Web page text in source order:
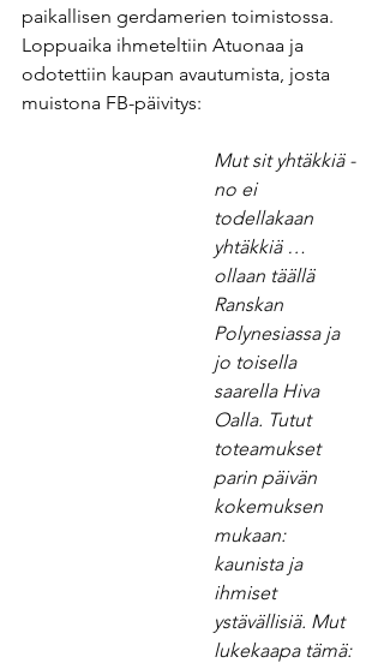
paikallisen gerdamerien toimistossa.
Loppuaika ihmeteltiin Atuonaa ja
odotettiin kaupan avautumista, josta
muistona FB-päivitys:
Mut sit yhtäkkiä -
no ei
todellakaan
yhtäkkiä …
ollaan täällä
Ranskan
Polynesiassa ja
jo toisella
saarella Hiva
Oalla. Tutut
toteamukset
parin päivän
kokemuksen
mukaan:
kaunista ja
ihmiset
ystävällisiä. Mut
lukekaapa tämä: